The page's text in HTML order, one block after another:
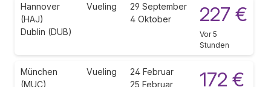
Hannover
(HAJ)
Dublin (DUB)
Vueling
29 September
4 Oktober
227 €
Vor 5
Stunden
München
(MUC)
Vueling
24 Februar
25 Februar
172 €